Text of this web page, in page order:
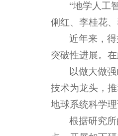
“地学人工
俐红、李桂花
近年来，
突破性进展。
以做大做
技术为龙头，
地球系统科学
根据研究